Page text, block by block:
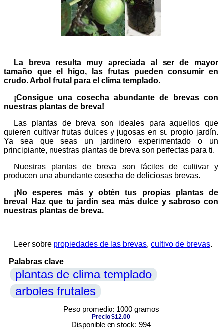
La breva resulta muy apreciada al ser de mayor
tamaño que el higo, las frutas pueden consumir en
crudo. Arbol frutal para el clima templado.
¡Consigue una cosecha abundante de brevas con
nuestras plantas de breva!
Las plantas de breva son ideales para aquellos que
quieren cultivar frutas dulces y jugosas en su propio jardín.
Ya sea que seas un jardinero experimentado o un
principiante, nuestras plantas de breva son perfectas para ti.
Nuestras plantas de breva son fáciles de cultivar y
producen una abundante cosecha de deliciosas brevas.
¡No esperes más y obtén tus propias plantas de
breva! Haz que tu jardín sea más dulce y sabroso con
nuestras plantas de breva.
Leer sobre propiedades de las brevas, cultivo de brevas.
Palabras clave
plantas de clima templado
arboles frutales
Peso promedio: 1000 gramos
Precio $12.00
Disponible en stock: 994